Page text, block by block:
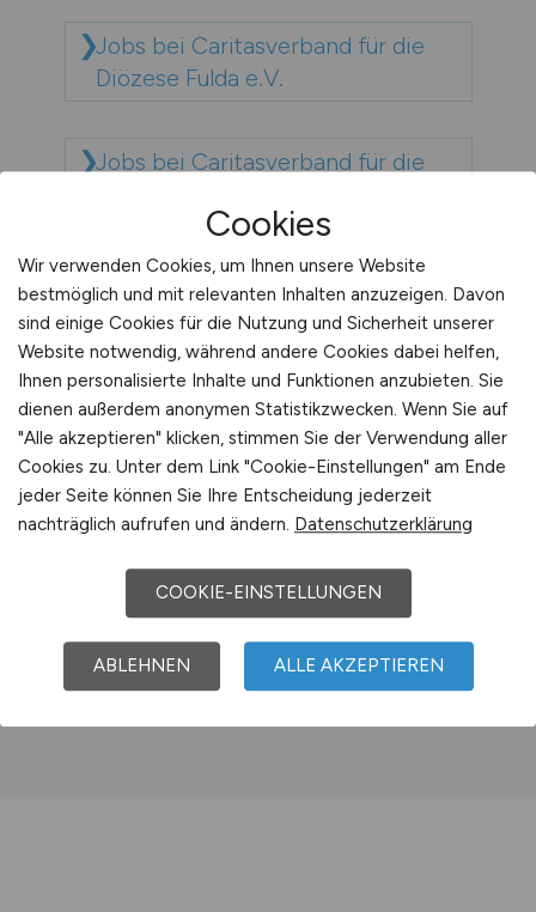
Jobs bei Caritasverband für die
Diözese Fulda e.V.
Jobs bei Caritasverband für die
Jobs bei Caritasverband für
Dresden e.V.
Jobs bei Caritasverband Region
Mönchengladbach e.V.
Jobs bei CJD Christliches
Jugenddorfwerk Deutschlands e.
Mehr
Cookies
Wir verwenden Cookies, um Ihnen unsere Website
bestmöglich und mit relevanten Inhalten anzuzeigen. Davon
sind einige Cookies für die Nutzung und Sicherheit unserer
Website notwendig, während andere Cookies dabei helfen,
Ihnen personalisierte Inhalte und Funktionen anzubieten. Sie
dienen außerdem anonymen Statistikzwecken. Wenn Sie auf
"Alle akzeptieren" klicken, stimmen Sie der Verwendung aller
Cookies zu. Unter dem Link "Cookie-Einstellungen" am Ende
jeder Seite können Sie Ihre Entscheidung jederzeit
nachträglich aufrufen und ändern. Datenschutzerklärung
COOKIE-EINSTELLUNGEN
ABLEHNEN ALLE AKZEPTIEREN